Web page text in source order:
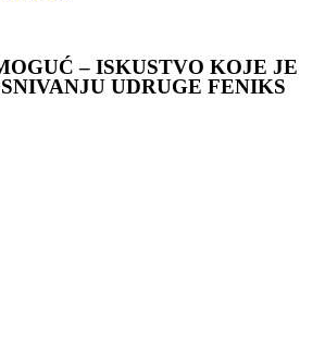
– ISKUSTVO KOJE JE
UDRUGE FENIKS